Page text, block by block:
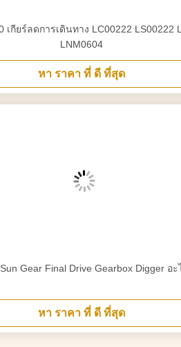
LNM0604
หา ราคา ที่ ดี ที่สุด
CX210 Sun Gear Final Drive Gearbox Digger อ
หา ราคา ที่ ดี ที่สุด